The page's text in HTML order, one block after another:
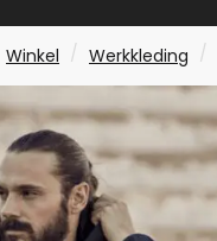
Winkel / Werkkleding /